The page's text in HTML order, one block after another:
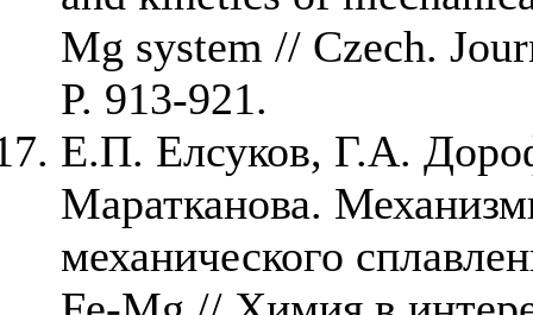
Mg system // Czech.
P. 913-921.
Е.П. Елсуков, Г.А.
Маратканова.
механического